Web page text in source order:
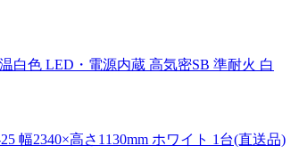
白色 LED・電源内蔵 高気密SB 準耐火 白
幅2340×高さ1130mm ホワイト 1台(直送品)